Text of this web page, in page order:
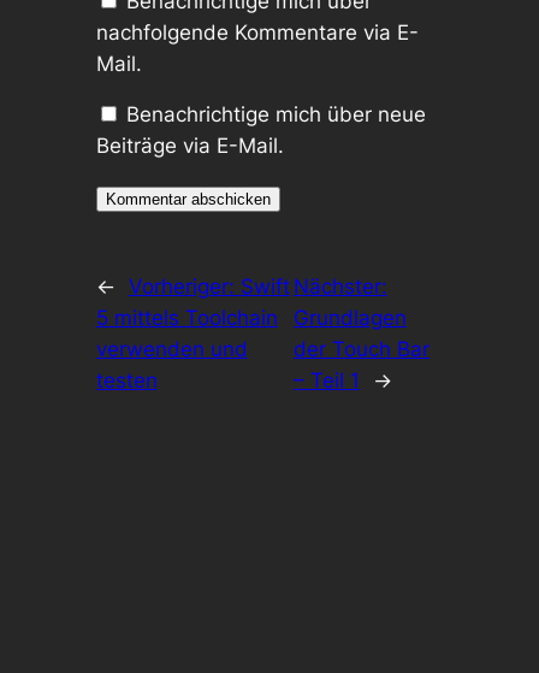
nachfolgende Kommentare via E-
Mail.
Benachrichtige mich über neue
Beiträge via E-Mail.
← Vorheriger: Swift
5 mittels Toolchain
verwenden und
testen
Nächster:
Grundlagen
der Touch Bar
– Teil 1
→